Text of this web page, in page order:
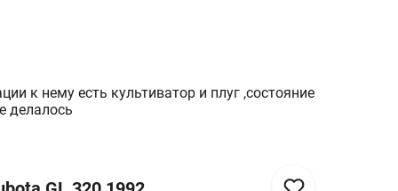
к нему есть культиватор и плуг ,состояние
делалось